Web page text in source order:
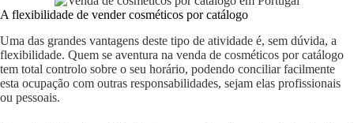
A flexibilidade de vender cosméticos por catálogo
Uma das grandes vantagens deste tipo de atividade é, sem dúvida, a
flexibilidade. Quem se aventura na venda de cosméticos por catálogo
tem total controlo sobre o seu horário, podendo conciliar facilmente
esta ocupação com outras responsabilidades, sejam elas profissionais
ou pessoais.